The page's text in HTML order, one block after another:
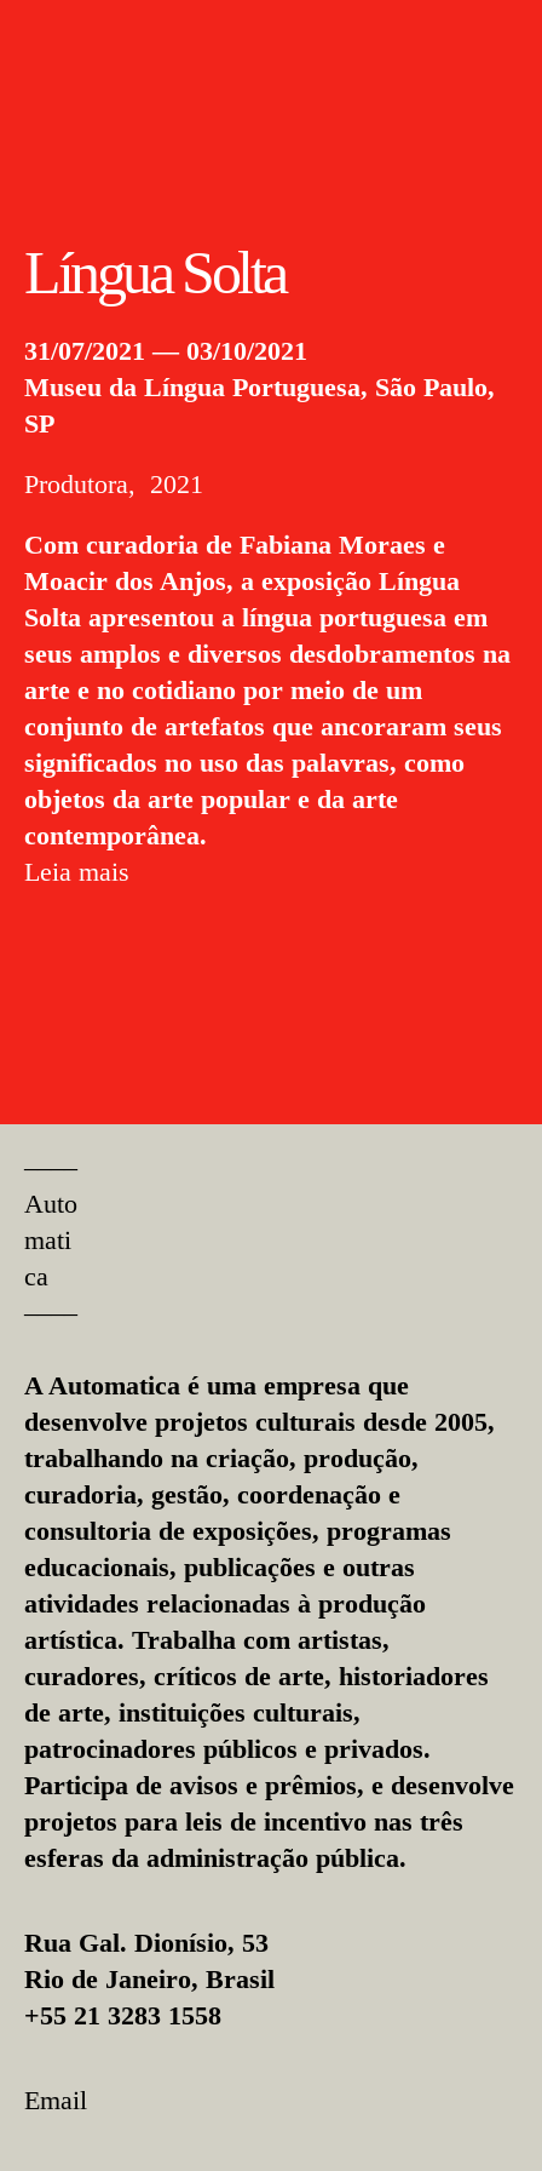
Língua Solta
31/07/2021 — 03/10/2021
Museu da Língua Portuguesa, São Paulo,
SP
Produtora, 2021
Com curadoria de Fabiana Moraes e
Moacir dos Anjos, a exposição Língua
Solta apresentou a língua portuguesa em
seus amplos e diversos desdobramentos na
arte e no cotidiano por meio de um
conjunto de artefatos que ancoraram seus
significados no uso das palavras, como
objetos da arte popular e da arte
contemporânea.
Leia mais
––––
Auto
mati
ca
––––
A Automatica é uma empresa que
desenvolve projetos culturais desde 2005,
trabalhando na criação, produção,
curadoria, gestão, coordenação e
consultoria de exposições, programas
educacionais, publicações e outras
atividades relacionadas à produção
artística. Trabalha com artistas,
curadores, críticos de arte, historiadores
de arte, instituições culturais,
patrocinadores públicos e privados.
Participa de avisos e prêmios, e desenvolve
projetos para leis de incentivo nas três
esferas da administração pública.
Rua Gal. Dionísio, 53
Rio de Janeiro, Brasil
+55 21 3283 1558
Email